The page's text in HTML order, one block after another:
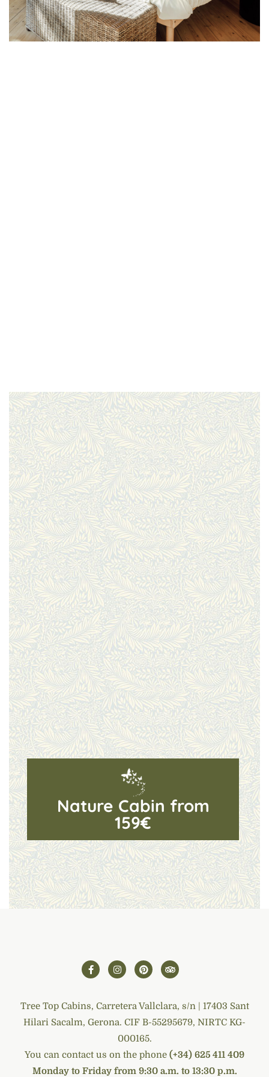
Nature Cabin from
159€
Tree Top Cabins, Carretera Vallclara, s/n | 17403 Sant
Hilari Sacalm, Gerona. CIF B-55295679, NIRTC KG-
000165.
You can contact us on the phone (+34) 625 411 409
Monday to Friday from 9:30 a.m. to 13:30 p.m.